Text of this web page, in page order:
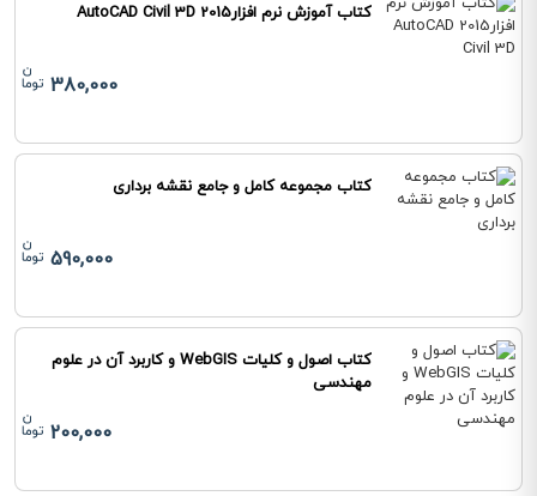
کتاب آموزش نرم افزار2015 AutoCAD Civil 3D
380,000
کتاب مجموعه کامل و جامع نقشه برداری
590,000
کتاب اصول و کلیات WebGIS و کاربرد آن در علوم
مهندسی
200,000